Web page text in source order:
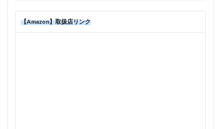
【Amazon】取扱店リンク